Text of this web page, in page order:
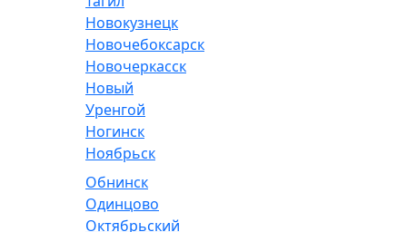
Новокузнецк
Новочебоксарск
Новочеркасск
Новый
Уренгой
Ногинск
Ноябрьск
Обнинск
Одинцово
Октябрьский